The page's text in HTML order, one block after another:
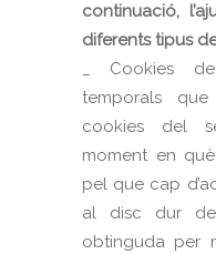
continuació,
diferents tipus
_ Cookies
temporals
cookies del
moment en
pel que cap
al disc dur de
obtinguda per